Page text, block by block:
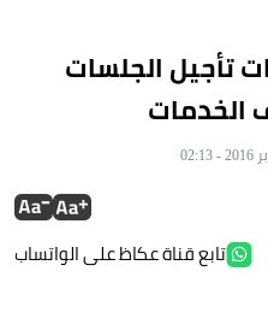
تأجيل الجلسات
تابع قناة عكاظ على الواتساب